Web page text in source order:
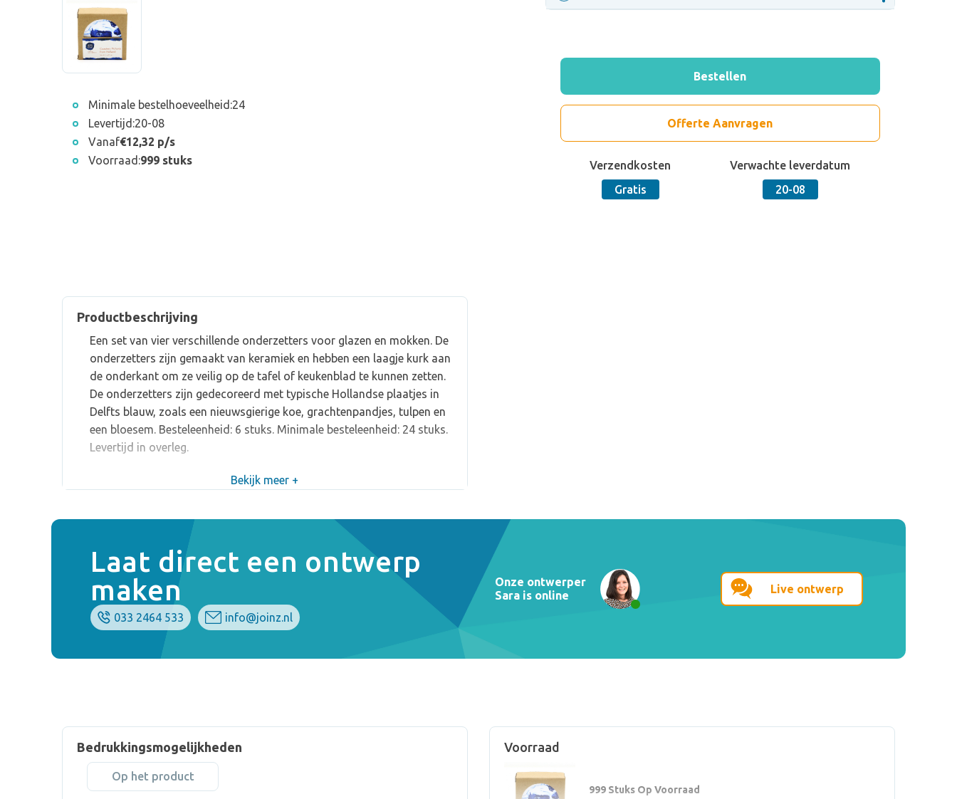
Minimale bestelhoeveelheid:24
Levertijd:20-08
Vanaf€12,32 p/s
Voorraad:999 stuks
Bestellen
Offerte Aanvragen
Verzendkosten
Gratis
Verwachte leverdatum
20-08
Productbeschrijving
Een set van vier verschillende onderzetters voor glazen en mokken. De
onderzetters zijn gemaakt van keramiek en hebben een laagje kurk aan
de onderkant om ze veilig op de tafel of keukenblad te kunnen zetten.
De onderzetters zijn gedecoreerd met typische Hollandse plaatjes in
Delfts blauw, zoals een nieuwsgierige koe, grachtenpandjes, tulpen en
een bloesem. Besteleenheid: 6 stuks. Minimale besteleenheid: 24 stuks.
Levertijd in overleg.
Bekijk meer +
Laat direct een ontwerp
maken
033 2464 533 info@joinz.nl
Onze ontwerper
Sara is online
Live ontwerp
Bedrukkingsmogelijkheden
Op het product
Voorraad
999 Stuks Op Voorraad